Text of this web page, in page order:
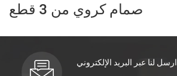
صمام كروي من 3 قطع
ارسل لنا عبر البريد الإلكتروني